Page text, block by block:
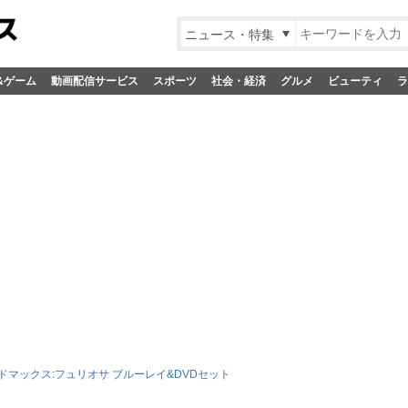
ニュース・特集
ゲーム 動画配信サービス スポーツ 社会・経済 グルメ ビューティ
マックス:フュリオサ ブルーレイ&DVDセット